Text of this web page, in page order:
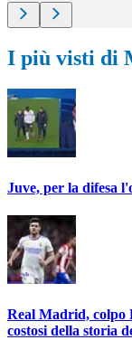
I più visti di
Juve, per la difesa
Real Madrid, colpo
costosi della storia